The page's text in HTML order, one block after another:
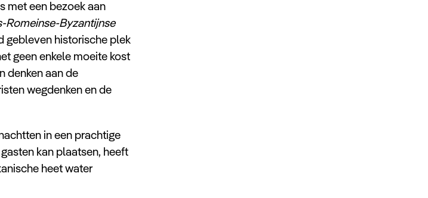
met een bezoek aan
Romeinse-Byzantijnse
gebleven historische plek
geen enkele moeite kost
denken aan de
wegdenken en de
in een prachtige
gasten kan plaatsen, heeft
heet water